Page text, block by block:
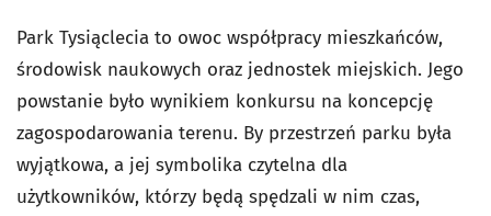
Park Tysiąclecia to owoc współpracy mieszkańców,
środowisk naukowych oraz jednostek miejskich. Jego
powstanie było wynikiem konkursu na koncepcję
zagospodarowania terenu. By przestrzeń parku była
wyjątkowa, a jej symbolika czytelna dla
użytkowników, którzy będą spędzali w nim czas,